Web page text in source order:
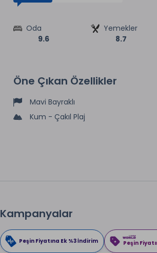
Oda
9.6
Yemekler
8.7
Öne Çıkan Özellikler
Mavi Bayraklı
Kum - Çakıl Plaj
Kampanyalar
Peşin Fiyatına Ek %3 İndirim Peşin